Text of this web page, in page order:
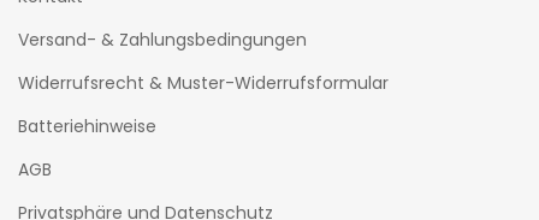
Versand- & Zahlungsbedingungen
Widerrufsrecht & Muster-Widerrufsformular
Batteriehinweise
AGB
Privatsphäre und Datenschutz